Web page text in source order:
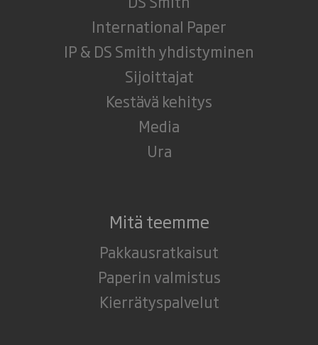
International Paper
IP & DS Smith yhdistyminen
Sijoittajat
Kestävä kehitys
Media
Ura
Mitä teemme
Pakkausratkaisut
Paperin valmistus
Kierrätyspalvelut